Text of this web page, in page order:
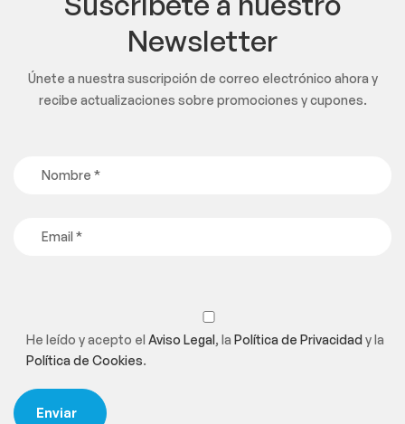
Newsletter
Únete a nuestra suscripción de correo electrónico ahora y
recibe actualizaciones sobre promociones y cupones.
He leído y acepto el Aviso Legal, la Política de Privacidady la
Política de Cookies.